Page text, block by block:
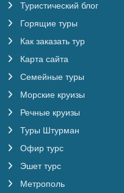
Туристический блог
Горящие туры
Как заказать тур
Карта сайта
Семейные туры
Морские круизы
Речные круизы
Туры Штурман
Офир турс
Эшет турс
Метрополь